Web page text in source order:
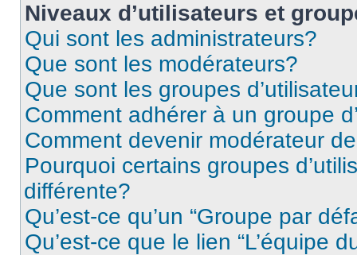
Niveaux d’utilisateurs et
Qui sont les administrateurs?
Que sont les modérateurs?
Que sont les groupes
Comment adhérer à un groupe
Comment devenir modérateur
Pourquoi certains groupes
différente?
Qu’est-ce qu’un “Groupe par
Qu’est-ce que le lien “L’équipe